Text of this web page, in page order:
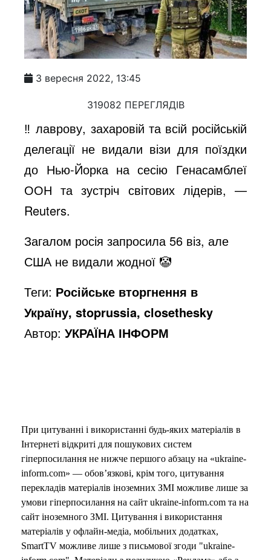
3 вересня 2022, 13:45
319082 ПЕРЕГЛЯДІВ
‼️ лаврову, захаровій та всій російській
делегації не видали візи для поїздки
до Нью-Йорка на сесію Генасамблеї
ООН та зустріч світових лідерів, —
Reuters.
Загалом росія запросила 56 віз, але
США не видали жодної 🤡
Теги: Російське вторгнення в
Україну, stoprussia, closethesky
Автор:УКРАЇНА ІНФОРМ
При цитуванні і використанні будь-яких матеріалів в
Інтернеті відкриті для пошукових систем
гіперпосилання не нижче першого абзацу на «ukraine-
inform.com» — обов’язкові, крім того, цитування
перекладів матеріалів іноземних ЗМІ можливе лише за
умови гіперпосилання на сайт ukraine-inform.com та на
сайт іноземного ЗМІ. Цитування і використання
матеріалів у офлайн-медіа, мобільних додатках,
SmartTV можливе лише з письмової згоди "ukraine-